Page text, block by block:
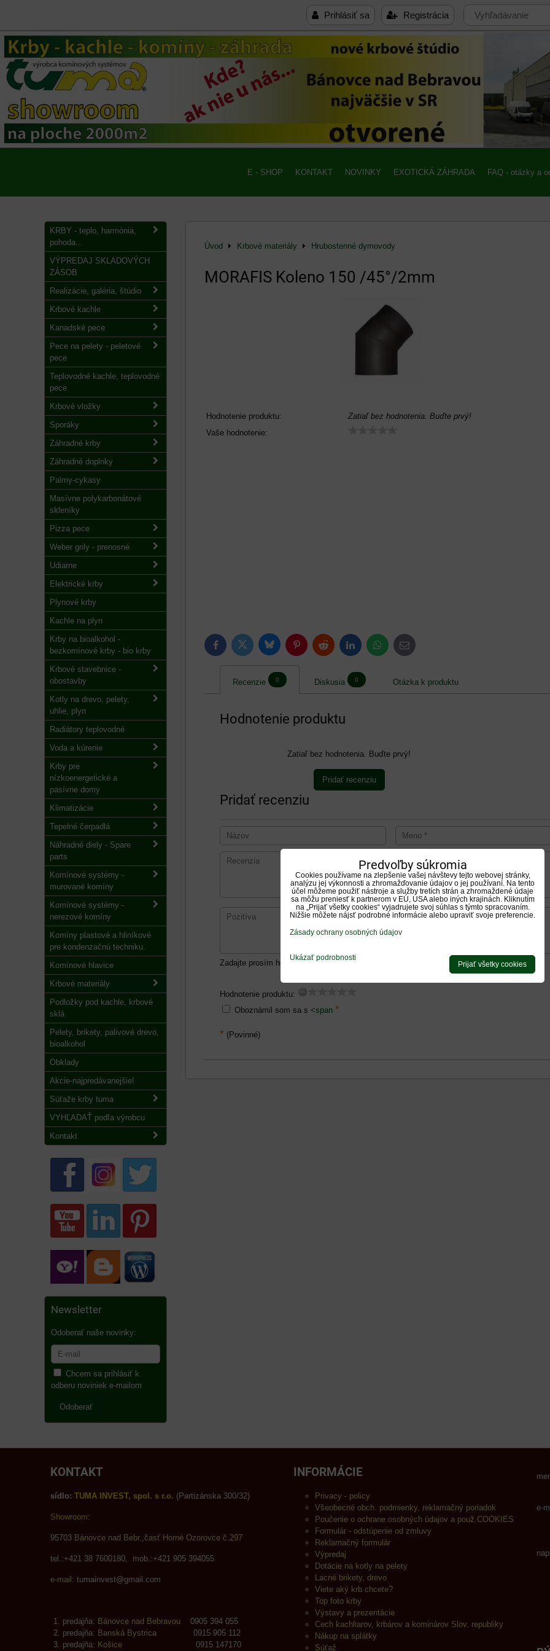
Prihlásiť sa Registrácia
E - SHOP KONTAKT NOVINKY EXOTICKÁ ZÁHRADA FAQ - otázky a
Úvod Krbové materiály Hrubostenné dymovody
MORAFIS Koleno 150 /45°/2mm
Hodnotenie produktu:
Zatiaľ bez hodnotenia. Buďte prvý!
Vaše hodnotenie:
FacebookTwitter BlueskyPinterestReddit LinkedInWhatsApp
E-
mail
Recenzie 0 Diskusia 0 Otázka k produktu
Hodnotenie produktu
Zatiaľ bez hodnotenia. Buďte prvý!
Pridať recenziu
Pridať recenziu
Zadajte prosím hodnotenie, výhody alebo zápory - aspoň jedna položka je povinná.
Hodnotenie produktu:
Oboznámil som sa s <span *
* (Povinné)
KRBY - teplo, harmónia,
pohoda...
VÝPREDAJ SKLADOVÝCH
ZÁSOB
Realizácie, galéria, štúdio
Krbové kachle
Kanadské pece
Pece na pelety - peletové
pece
Teplovodné kachle, teplovodné
pece
Krbové vložky
Sporáky
Záhradné krby
Záhradné doplnky
Palmy-cykasy
Masívne polykarbonátové
skleníky
Pizza pece
Weber grily - prenosné
Udiarne
Elektrické krby
Plynové krby
Kachle na plyn
Krby na bioalkohol -
bezkomínové krby - bio krby
Krbové stavebnice -
obostavby
Kotly na drevo, pelety,
uhlie, plyn
Radiátory teplovodné
Voda a kúrenie
Krby pre
nízkoenergetické a
pasívne domy
Klimatizácie
Tepelné čerpadlá
Náhradné diely - Spare
parts
Komínové systémy -
murované komíny
Komínové systémy -
nerezové komíny
Komíny plastové a hliníkové
pre kondenzačnú techniku.
Komínové hlavice
Krbové materiály
Podložky pod kachle, krbové
sklá
Pelety, brikety, palivové drevo,
bioalkohol
Obklady
Akcie-najpredávanejšie!
Súťaže krby tuma
VYHĽADAŤ podľa výrobcu
Kontakt
Newsletter
Odoberať naše novinky:
Chcem sa prihlásiť k
odberu noviniek e-mailom
Odoberať
KONTAKT
sídlo: TUMA INVEST, spol. s r.o. (Partizánska 300/32)
Showroom:
95703 Bánovce nad Bebr.,časť Horné Ozorovce č.297
tel.:+421 38 7600180, mob.:+421 905 394055
e-mail: tumainvest@gmail.com
predajňa: Bánovce nad Bebravou 0905 394 055
predajňa: Banská Bystrica 0915 905 112
predajňa: Košice 0915 147170
INFORMÁCIE
Privacy - policy
Všeobecné obch. podmienky, reklamačný poriadok
Poučenie o ochrane osobných údajov a použ.COOKIES
Formulár - odstúpenie od zmluvy
Reklamačný formulár
Výpredaj
Dotácie na kotly na pelety
Lacné brikety, drevo
Viete aký krb chcete?
Top foto krby
Výstavy a prezentácie
Cech kachliarov, krbárov a kominárov Slov. republiky
Nákup na splátky
Súťaž
e-
Predvoľby súkromia
Cookies používame na zlepšenie vašej návštevy tejto webovej stránky,
analýzu jej výkonnosti a zhromažďovanie údajov o jej používaní. Na tento
účel môžeme použiť nástroje a služby tretích strán a zhromaždené údaje
sa môžu preniesť k partnerom v EÚ, USA alebo iných krajinách. Kliknutím
na „Prijať všetky cookies“ vyjadrujete svoj súhlas s týmto spracovaním.
Nižšie môžete nájsť podrobné informácie alebo upraviť svoje preferencie.
Zásady ochrany osobných údajov
Ukázať podrobnosti
Prijať všetky cookies